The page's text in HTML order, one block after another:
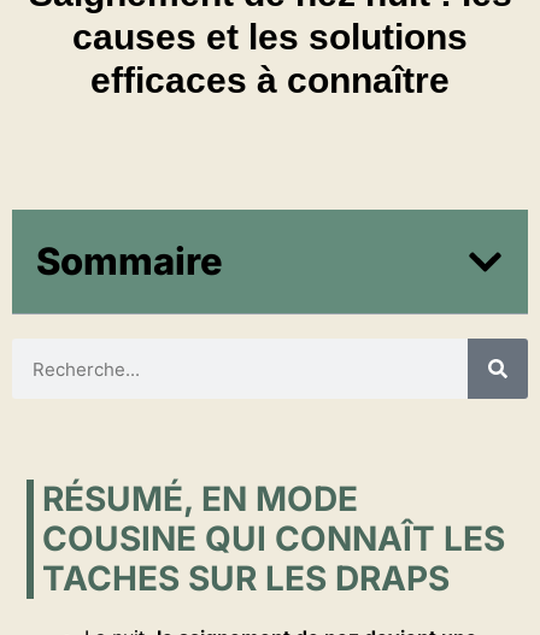
causes et les solutions
efficaces à connaître
Sommaire
RÉSUMÉ, EN MODE
COUSINE QUI CONNAÎT LES
TACHES SUR LES DRAPS